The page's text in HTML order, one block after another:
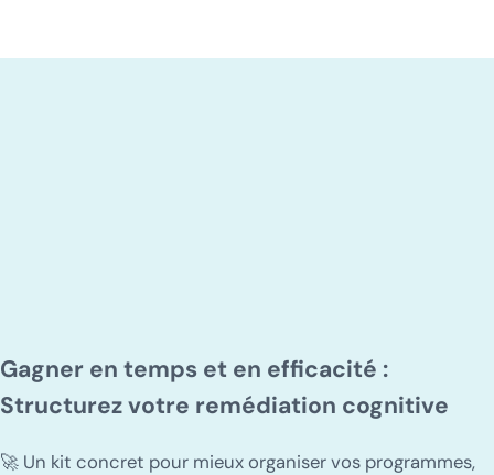
Gagner en temps et en efficacité :
Structurez votre remédiation cognitive
🚀 Un kit concret pour mieux organiser vos programmes,